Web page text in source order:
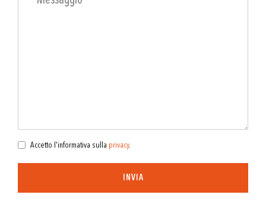
Accetto l'informativa sulla privacy.
INVIA